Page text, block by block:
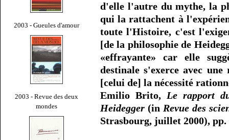
2003 - Gueules d'amour
2003 - Revue des deux
mondes
d'elle l'autre du mythe, la
qui la rattachent à
toute l'Histoire, c'est
[de la philosophie de
«effrayante» car elle
destinale s'exerce avec
[celui de] la nécessité
Emilio Brito, Le rapport
Heidegger (in Revue des
Strasbourg, juillet 2000), pp.